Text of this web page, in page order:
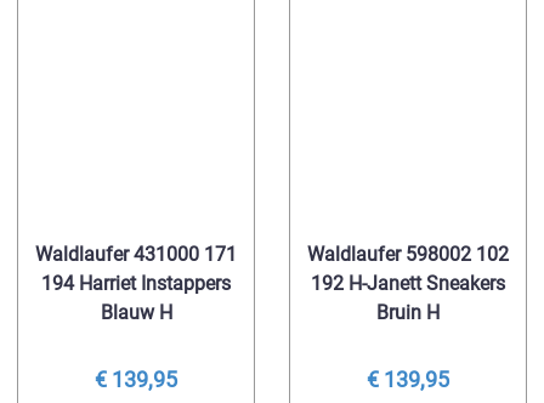
Waldlaufer 431000 171
194 Harriet Instappers
Blauw H
€ 139,95
Waldlaufer 598002 102
192 H-Janett Sneakers
Bruin H
€ 139,95